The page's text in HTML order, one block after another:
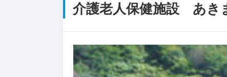
介護老人保健施設 あき